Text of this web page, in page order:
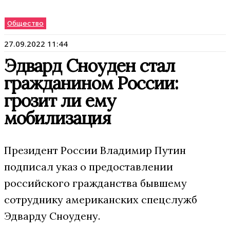
Общество
27.09.2022 11:44
Эдвард Сноуден стал
гражданином России:
грозит ли ему
мобилизация
Президент России Владимир Путин
подписал указ о предоставлении
российского гражданства бывшему
сотруднику американских спецслужб
Эдварду Сноудену.